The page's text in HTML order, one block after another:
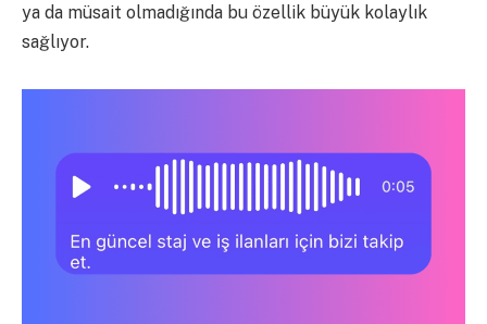
ya da müsait olmadığında bu özellik büyük kolaylık
sağlıyor.